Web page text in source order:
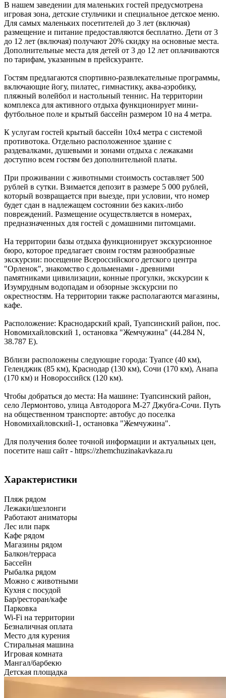
В нашем заведении для маленьких гостей предусмотрена
игровая зона, детские стульчики и специальное детское меню.
Для самых маленьких посетителей до 3 лет (включая)
размещение и питание предоставляются бесплатно. Дети от 3
до 12 лет (включая) получают 20% скидку на основные места.
Дополнительные места для детей от 3 до 12 лет оплачиваются
по тарифам, указанным в прейскуранте.
Гостям предлагаются спортивно-развлекательные программы,
включающие йогу, пилатес, гимнастику, аква-аэробику,
пляжный волейбол и настольный теннис. На территории
комплекса для активного отдыха функционирует мини-
футбольное поле и крытый бассейн размером 10 на 4 метра.
К услугам гостей крытый бассейн 10х4 метра с системой
противотока. Отдельно расположенное здание с
раздевалками, душевыми и зонами отдыха с лежаками
доступно всем гостям без дополнительной платы.
При проживании с животными стоимость составляет 500
рублей в сутки. Взимается депозит в размере 5 000 рублей,
который возвращается при выезде, при условии, что номер
будет сдан в надлежащем состоянии без каких-либо
повреждений. Размещение осуществляется в номерах,
предназначенных для гостей с домашними питомцами.
На территории базы отдыха функционирует экскурсионное
бюро, которое предлагает своим гостям разнообразные
экскурсии: посещение Всероссийского детского центра
"Орленок", знакомство с дольменами - древними
памятниками цивилизации, конные прогулки, экскурсии к
Изумрудным водопадам и обзорные экскурсии по
окрестностям. На территории также располагаются магазины,
кафе.
Расположение: Краснодарский край, Туапсинский район, пос.
Новомихайловский 1, остановка "Жемчужина" (44.284 N,
38.787 E).
Вблизи расположены следующие города: Туапсе (40 км),
Геленджик (85 км), Краснодар (130 км), Сочи (170 км), Анапа
(170 км) и Новороссийск (120 км).
Чтобы добраться до места: На машине: Туапсинский район,
село Лермонтово, улица Автодорога М-27 Джубга-Сочи. Путь
на общественном транспорте: автобус до поселка
Новомихайловский-1, остановка "Жемчужина".
Для получения более точной информации и актуальных цен,
посетите наш сайт - https://zhemchuzinakavkaza.ru
Характеристики
Пляж рядом
Лежаки/шезлонги
Работают аниматоры
Лес или парк
Кафе рядом
Магазины рядом
Балкон/терраса
Бассейн
Рыбалка рядом
Можно с животными
Кухня с посудой
Бар/ресторан/кафе
Парковка
Wi-Fi на территории
Безналичная оплата
Место для курения
Стиральная машина
Игровая комната
Мангал/барбекю
Детская площадка